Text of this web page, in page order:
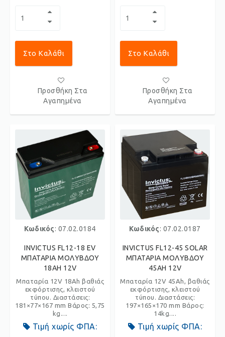
Στο Καλάθι
Προσθήκη Στα
Αγαπημένα
Κωδικός: 07.02.0184
INVICTUS FL12-18 EV
ΜΠΑΤΑΡΙΑ ΜΟΛΥΒΔΟΥ
18AH 12V
Μπαταρία 12V 18Ah βαθιάς
εκφόρτισης, κλειστού
τύπου. Διαστάσεις:
181×77×167 mm Βάρος: 5,75
kg....
Τιμή χωρίς ΦΠΑ:
Στο Καλάθι
Προσθήκη Στα
Αγαπημένα
Κωδικός: 07.02.0187
INVICTUS FL12-45 SOLAR
ΜΠΑΤΑΡΙΑ ΜΟΛΥΒΔΟΥ
45AH 12V
Μπαταρία 12V 45Ah, βαθιάς
εκφόρτισης, κλειστού
τύπου. Διαστάσεις:
197×165×170 mm Βάρος:
14kg....
Τιμή χωρίς ΦΠΑ: